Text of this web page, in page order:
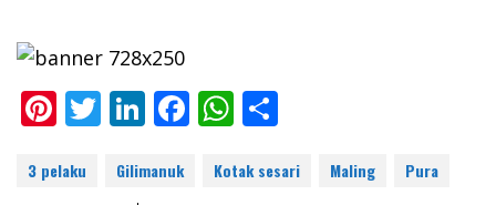
Pi
er
T
itt
Li
k
F W
at ar
3 pelaku Gilimanuk Kotak sesari Maling Pura